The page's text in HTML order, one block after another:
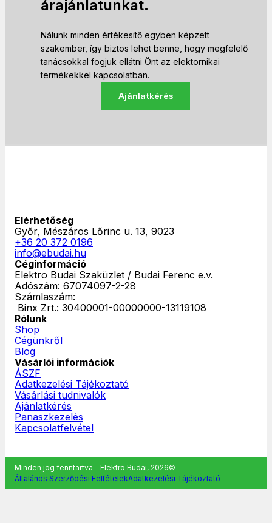
árajánlatunkat.
Nálunk minden értékesítő egyben képzett
szakember, így biztos lehet benne, hogy megfelelő
tanácsokkal fogjuk ellátni Önt az elektornikai
termékekkel kapcsolatban.
Ajánlatkérés
Elérhetőség
Győr, Mészáros Lőrinc u. 13, 9023
+36 20 372 0196
info@ebudai.hu
Céginformáció
Elektro Budai Szaküzlet / Budai Ferenc e.v.
Adószám: 67074097-2-28
Számlaszám:
‎ Binx Zrt.: 30400001-00000000-13119108
Rólunk
Shop
Cégünkről
Blog
Vásárlói információk
ÁSZF
Adatkezelési Tájékoztató
Vásárlási tudnivalók
Ajánlatkérés
Panaszkezelés
Kapcsolatfelvétel
Minden jog fenntartva – Elektro Budai, 2026©
Általános Szerződési FeltételekAdatkezelési Tájékoztató